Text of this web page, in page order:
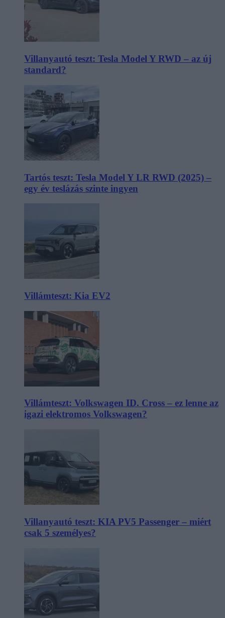
Villanyautó teszt: Tesla Model Y RWD – az új
standard?
Tartós teszt: Tesla Model Y LR RWD (2025) –
egy év teslázás szinte ingyen
Villámteszt: Kia EV2
Villámteszt: Volkswagen ID. Cross – ez lenne az
igazi elektromos Volkswagen?
Villanyautó teszt: KIA PV5 Passenger – miért
csak 5 személyes?